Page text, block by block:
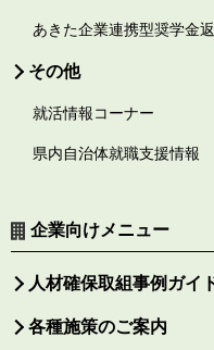
あきた企業連携型奨学金
その他
就活情報コーナー
県内自治体就職支援情報
企業向けメニュー
人材確保取組事例ガイ
各種施策のご案内